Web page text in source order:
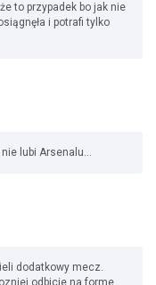
to przypadek bo jak nie
i potrafi tylko
lubi Arsenalu...
dodatkowy mecz.
odbicie na forme